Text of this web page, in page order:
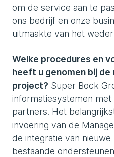
om de service aan te
ons bedrijf en onze
uitmaakte van het
Welke procedures en
heeft u genomen bij
project? Super Bock
informatiesystemen
partners. Het
invoering van de
de integratie van
bestaande